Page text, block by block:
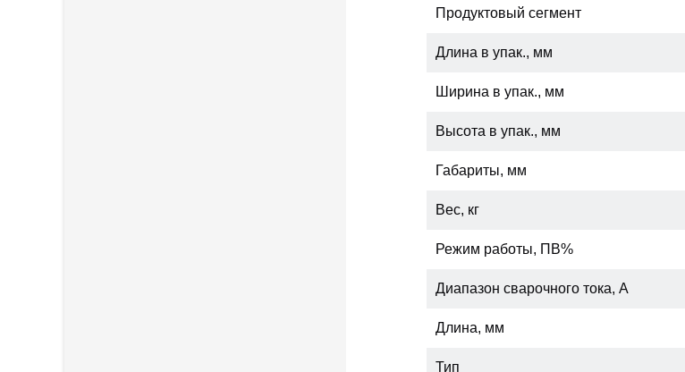
Продуктовый сегмент
Длина в упак., мм
Ширина в упак., мм
Высота в упак., мм
Габариты, мм
Вес, кг
Режим работы, ПВ%
Диапазон сварочного тока, А
Длина, мм
Тип